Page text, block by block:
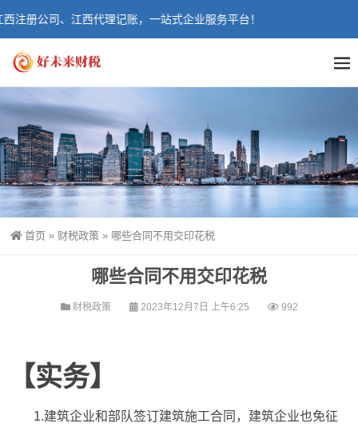
注册公司、江西代理记账，一站式企业服务平台！
首页 » 财税政策 » 哪些合同不用交印花税
哪些合同不用交印花税
财税政策 2023年12月7日 上午6:25 992
【实务】
1.建筑企业和部队签订建筑施工合同，建筑企业也免征